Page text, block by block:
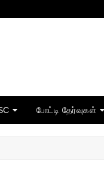
போட்டி தேர்வுகள்